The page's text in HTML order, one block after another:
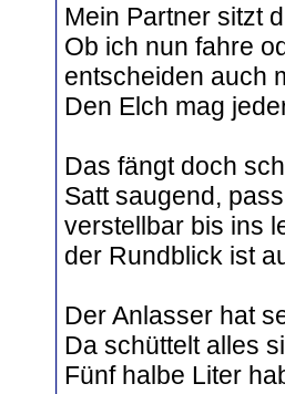
Mein Partner sitzt
Ob ich nun fahre
entscheiden auch
Den Elch mag
Das fängt doch
Satt saugend,
verstellbar bis ins
der Rundblick ist
Der Anlasser hat
Da schüttelt alles
Fünf halbe Liter